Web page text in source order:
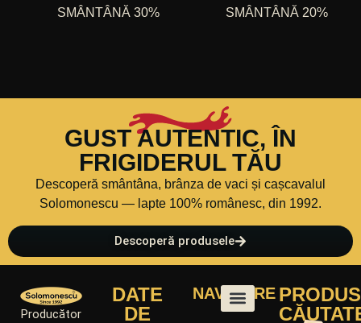
SMÂNTÂNĂ 30% SMÂNTÂNĂ 20%
GUST AUTENTIC, ÎN
FRIGIDERUL TĂU
Descoperă smântâna, brânza de vaci și cașcavalul
Solomonescu — lapte 100% românesc, din 1992.
Descoperă produsele
Producător
DATE
DE
NAVIGARE